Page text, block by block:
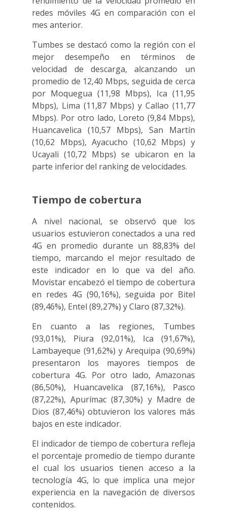
redes móviles 4G en comparación con el
mes anterior.
Tumbes se destacó como la región con el
mejor desempeño en términos de
velocidad de descarga, alcanzando un
promedio de 12,40 Mbps, seguida de cerca
por Moquegua (11,98 Mbps), Ica (11,95
Mbps), Lima (11,87 Mbps) y Callao (11,77
Mbps). Por otro lado, Loreto (9,84 Mbps),
Huancavelica (10,57 Mbps), San Martín
(10,62 Mbps), Ayacucho (10,62 Mbps) y
Ucayali (10,72 Mbps) se ubicaron en la
parte inferior del ranking de velocidades.
Tiempo de cobertura
A nivel nacional, se observó que los
usuarios estuvieron conectados a una red
4G en promedio durante un 88,83% del
tiempo, marcando el mejor resultado de
este indicador en lo que va del año.
Movistar encabezó el tiempo de cobertura
en redes 4G (90,16%), seguida por Bitel
(89,46%), Entel (89,27%) y Claro (87,32%).
En cuanto a las regiones, Tumbes
(93,01%), Piura (92,01%), Ica (91,67%),
Lambayeque (91,62%) y Arequipa (90,69%)
presentaron los mayores tiempos de
cobertura 4G. Por otro lado, Amazonas
(86,50%), Huancavelica (87,16%), Pasco
(87,22%), Apurímac (87,30%) y Madre de
Dios (87,46%) obtuvieron los valores más
bajos en este indicador.
El indicador de tiempo de cobertura refleja
el porcentaje promedio de tiempo durante
el cual los usuarios tienen acceso a la
tecnología 4G, lo que implica una mejor
experiencia en la navegación de diversos
contenidos.